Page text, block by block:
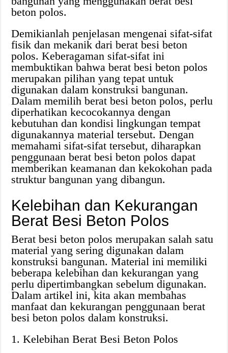
beton polos.
Demikianlah penjelasan mengenai sifat-sifat
fisik dan mekanik dari berat besi beton
polos. Keberagaman sifat-sifat ini
membuktikan bahwa berat besi beton polos
merupakan pilihan yang tepat untuk
digunakan dalam konstruksi bangunan.
Dalam memilih berat besi beton polos, perlu
diperhatikan kecocokannya dengan
kebutuhan dan kondisi lingkungan tempat
digunakannya material tersebut. Dengan
memahami sifat-sifat tersebut, diharapkan
penggunaan berat besi beton polos dapat
memberikan keamanan dan kekokohan pada
struktur bangunan yang dibangun.
Kelebihan dan Kekurangan
Berat Besi Beton Polos
Berat besi beton polos merupakan salah satu
material yang sering digunakan dalam
konstruksi bangunan. Material ini memiliki
beberapa kelebihan dan kekurangan yang
perlu dipertimbangkan sebelum digunakan.
Dalam artikel ini, kita akan membahas
manfaat dan kekurangan penggunaan berat
besi beton polos dalam konstruksi.
1. Kelebihan Berat Besi Beton Polos